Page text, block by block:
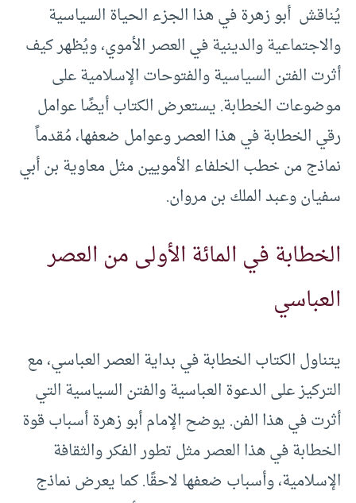
يُناقش أبو زهرة في هذا الجزء الحياة السياسية
والاجتماعية والدينية في العصر الأموي، ويُظهر كيف
أثرت الفتن السياسية والفتوحات الإسلامية على
موضوعات الخطابة. يستعرض الكتاب أيضًا عوامل
رقي الخطابة في هذا العصر وعوامل ضعفها، مُقدماً
نماذج من خطب الخلفاء الأمويين مثل معاوية بن أبي
سفيان وعبد الملك بن مروان.
الخطابة في المائة الأولى من العصر
العباسي
يتناول الكتاب الخطابة في بداية العصر العباسي، مع
التركيز على الدعوة العباسية والفتن السياسية التي
أثرت في هذا الفن. يوضح الإمام أبو زهرة أسباب قوة
الخطابة في هذا العصر مثل تطور الفكر والثقافة
الإسلامية، وأسباب ضعفها لاحقًا. كما يعرض نماذج